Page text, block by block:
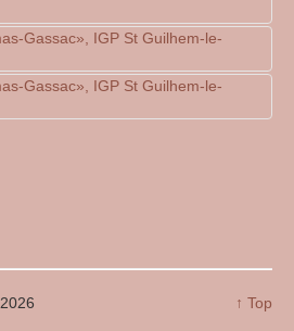
Gassac», IGP St Guilhem-le-
Gassac», IGP St Guilhem-le-
↑ Top